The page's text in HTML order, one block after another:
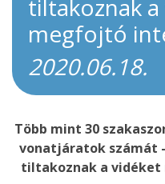
tiltakoznak
megfojtó
2020.06.18.
Több mint 30
vonatjáratok számát
tiltakoznak a